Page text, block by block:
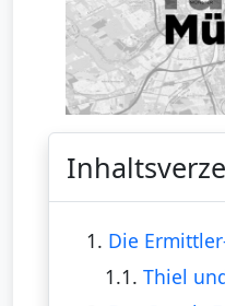
1. Die
1.1.Thiel